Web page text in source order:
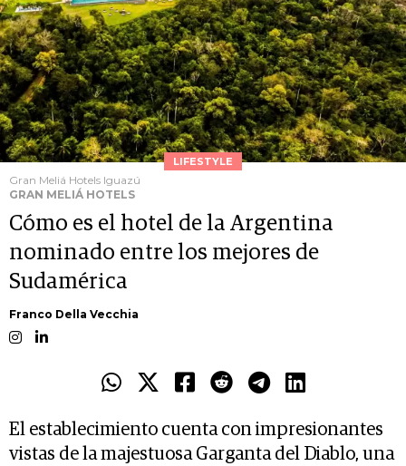
LIFESTYLE
Gran Meliá Hotels Iguazú
GRAN MELIÁ HOTELS
Cómo es el hotel de la Argentina
nominado entre los mejores de
Sudamérica
Franco Della Vecchia
El establecimiento cuenta con impresionantes
vistas de la majestuosa Garganta del Diablo, una